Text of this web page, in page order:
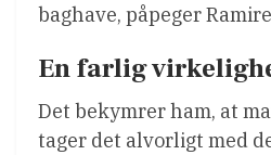
baghave, påpeger
En farlig
Det bekymrer ham, at
tager det alvorligt med